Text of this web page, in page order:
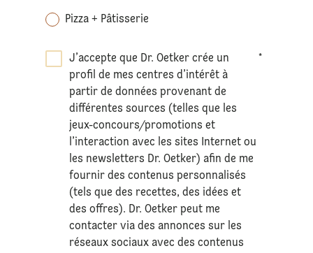
Pizza + Pâtisserie
J’accepte que Dr. Oetker crée un
profil de mes centres d’intérêt à
partir de données provenant de
différentes sources (telles que les
jeux-concours/promotions et
l’interaction avec les sites Internet ou
les newsletters Dr. Oetker) afin de me
fournir des contenus personnalisés
(tels que des recettes, des idées et
des offres). Dr. Oetker peut me
contacter via des annonces sur les
réseaux sociaux avec des contenus
*